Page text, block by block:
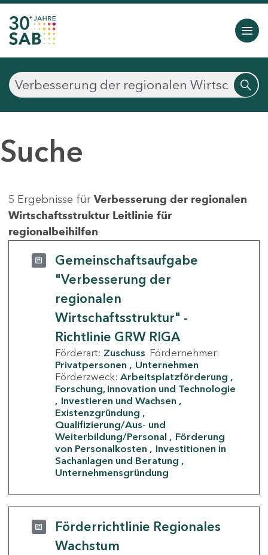
Suche
5 Ergebnisse für Verbesserung der regionalen
Wirtschaftsstruktur Leitlinie für
regionalbeihilfen
Gemeinschaftsaufgabe
"Verbesserung der
regionalen
Wirtschaftsstruktur" -
Richtlinie GRW RIGA
Förderart: Zuschuss Fördernehmer:
Privatpersonen
Unternehmen
Förderzweck: Arbeitsplatzförderung
Forschung, Innovation und Technologie
Investieren und Wachsen
Existenzgründung
Qualifizierung/Aus- und
Weiterbildung/Personal
Förderung
von Personalkosten
Investitionen in
Sachanlagen und Beratung
Unternehmensgründung
Förderrichtlinie Regionales
Wachstum